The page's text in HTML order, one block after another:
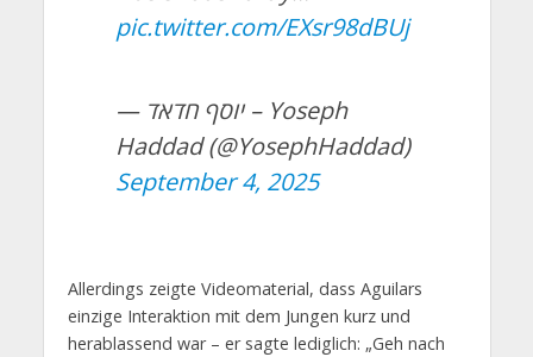
pic.twitter.com/EXsr98dBUj
— יוסף חדאד – Yoseph
Haddad (@YosephHaddad)
September 4, 2025
Allerdings zeigte Videomaterial, dass Aguilars
einzige Interaktion mit dem Jungen kurz und
herablassend war – er sagte lediglich: „Geh nach